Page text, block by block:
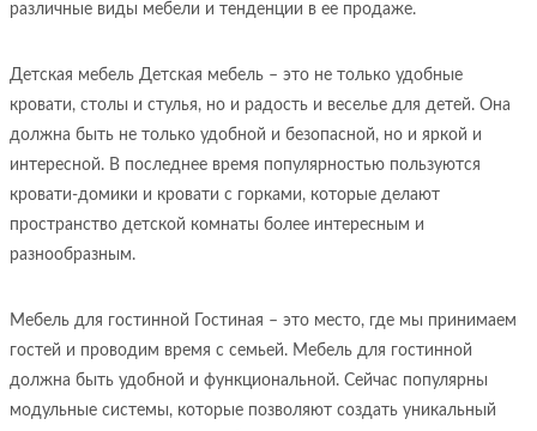
различные виды мебели и тенденции в ее продаже.
Детская мебель Детская мебель – это не только удобные
кровати, столы и стулья, но и радость и веселье для детей. Она
должна быть не только удобной и безопасной, но и яркой и
интересной. В последнее время популярностью пользуются
кровати-домики и кровати с горками, которые делают
пространство детской комнаты более интересным и
разнообразным.
Мебель для гостинной Гостиная – это место, где мы принимаем
гостей и проводим время с семьей. Мебель для гостинной
должна быть удобной и функциональной. Сейчас популярны
модульные системы, которые позволяют создать уникальный